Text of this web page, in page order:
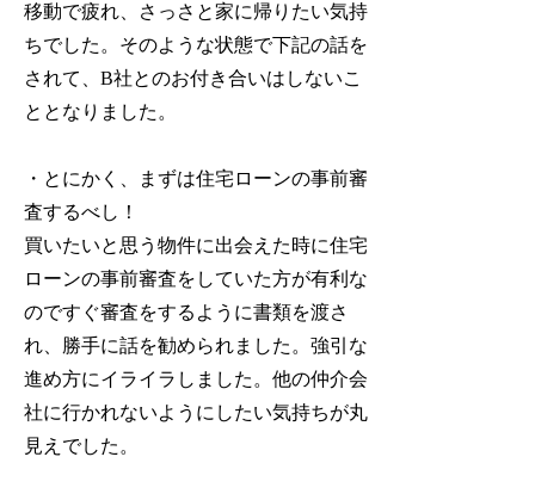
移動で疲れ、さっさと家に帰りたい気持
ちでした。そのような状態で下記の話を
されて、B社とのお付き合いはしないこ
ととなりました。
・とにかく、まずは住宅ローンの事前審
査するべし！
買いたいと思う物件に出会えた時に住宅
ローンの事前審査をしていた方が有利な
のですぐ審査をするように書類を渡さ
れ、勝手に話を勧められました。強引な
進め方にイライラしました。他の仲介会
社に行かれないようにしたい気持ちが丸
見えでした。